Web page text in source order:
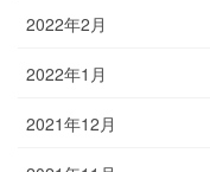
2022年2月
2022年1月
2021年12月